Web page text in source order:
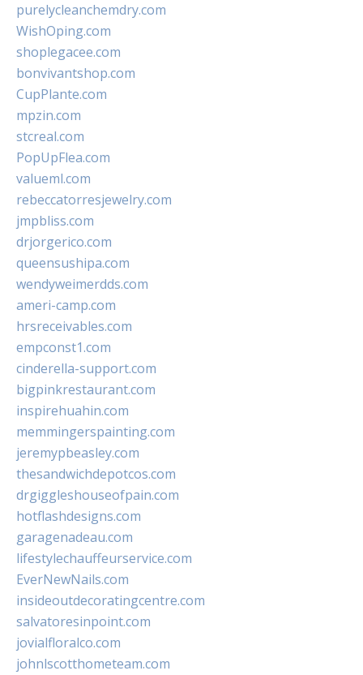
purelycleanchemdry.com
WishOping.com
shoplegacee.com
bonvivantshop.com
CupPlante.com
mpzin.com
stcreal.com
PopUpFlea.com
valueml.com
rebeccatorresjewelry.com
jmpbliss.com
drjorgerico.com
queensushipa.com
wendyweimerdds.com
ameri-camp.com
hrsreceivables.com
empconst1.com
cinderella-support.com
bigpinkrestaurant.com
inspirehuahin.com
memmingerspainting.com
jeremypbeasley.com
thesandwichdepotcos.com
drgiggleshouseofpain.com
hotflashdesigns.com
garagenadeau.com
lifestylechauffeurservice.com
EverNewNails.com
insideoutdecoratingcentre.com
salvatoresinpoint.com
jovialfloralco.com
johnlscotthometeam.com